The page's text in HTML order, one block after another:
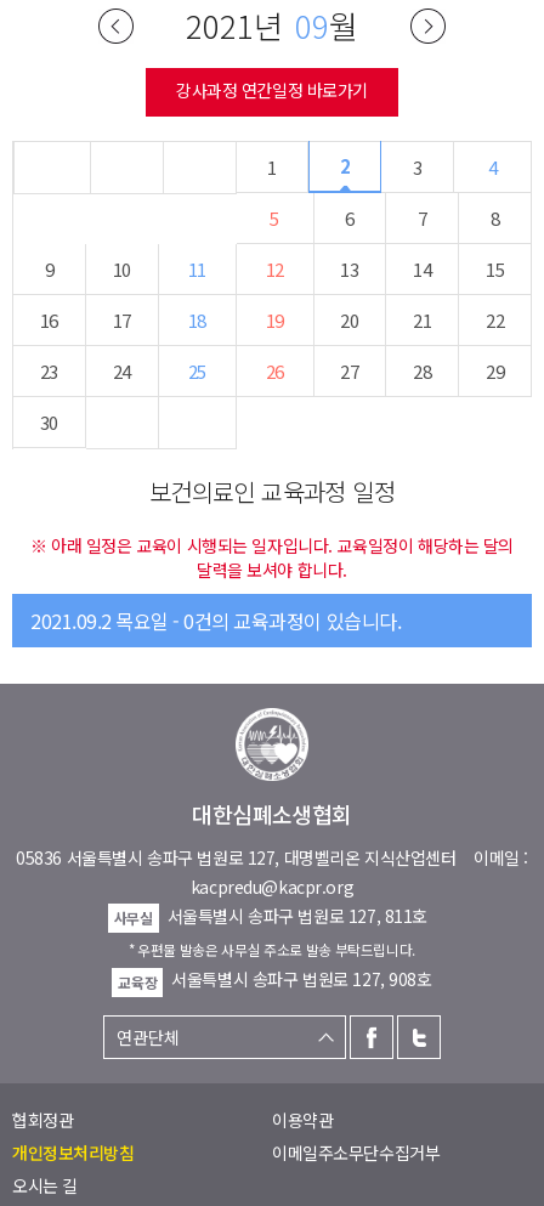
2021년 09월
강사과정 연간일정 바로가기
1 2 3
4
5
6 7
8
9
10 11 12 13 14
15
16
17 18 19 20 21
22
23
24 25 26 27 28
29
30
보건의료인 교육과정 일정
※ 아래 일정은 교육이 시행되는 일자입니다. 교육일정이 해당하는 달의
달력을 보셔야 합니다.
2021.09.2 목요일 - 0건의 교육과정이 있습니다.
대한심폐소생협회
05836 서울특별시 송파구 법원로 127, 대명벨리온 지식산업센터 이메일 :
kacpredu@kacpr.org
사무실 서울특별시 송파구 법원로 127, 811호
* 우편물 발송은 사무실 주소로 발송 부탁드립니다.
교육장
서울특별시 송파구 법원로 127, 908호
협회정관
이용약관
개인정보처리방침
이메일주소무단수집거부
오시는 길